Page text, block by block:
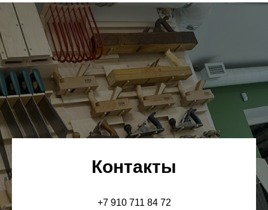
Контакты
+7 910 711 84 72